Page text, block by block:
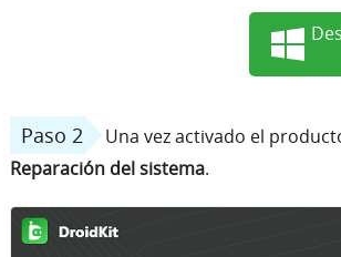
Paso 2
Una vez activado el
Reparación del sistema.